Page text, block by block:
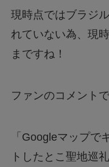
現時点ではブラジ
れていない為、現
まですね！
ファンのコメントで
「Googleマップで
トしたとこ聖地巡